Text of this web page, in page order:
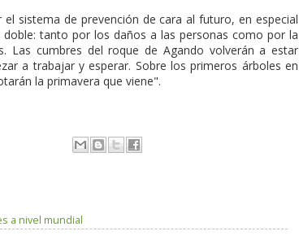
sistema de prevención de cara al futuro, en especial
tanto por los daños a las personas como por la
Las cumbres del roque de Agando volverán a estar
a trabajar y esperar. Sobre los primeros árboles en
la primavera que viene".
a nivel mundial